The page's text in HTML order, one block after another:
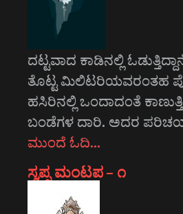
ದಟ್ಟವಾದ ಕಾಡಿನಲ್ಲಿ
ತೊಟ್ಟ ಮಿಲಿಟರಿಯವರಂತಹ
ಹಸಿರಿನಲ್ಲಿ ಒಂದಾದಂತೆ
ಬಂಡೆಗಳ ದಾರಿ. ಅದರ
ಮುಂದೆ ಓದಿ…
ಸ್ವಪ್ನ ಮಂಟಪ – ೧